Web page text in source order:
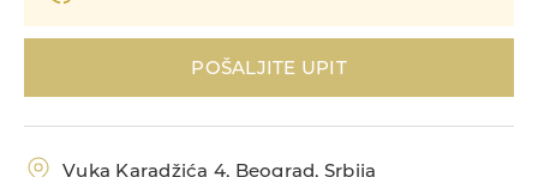
Ogrlice
POŠALJITE UPIT
Vuka Karadžića 4, Beograd, Srbija